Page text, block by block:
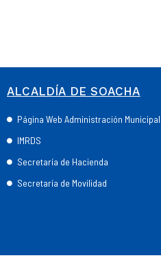
ALCALDÍA DE SOACHA
Página Web Administración Municipal
IMRDS
Secretaría de Hacienda
Secretaría de Movilidad